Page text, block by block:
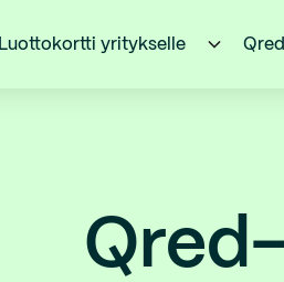
Luottokortti yritykselle